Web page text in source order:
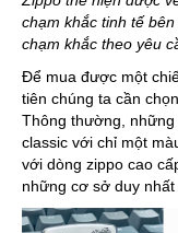
chạm khắc tinh tế
chạm khắc theo yêu
Để mua được một
tiên chúng ta cần
Thông thường,
classic với chỉ một
với dòng zippo cao
những cơ sở duy